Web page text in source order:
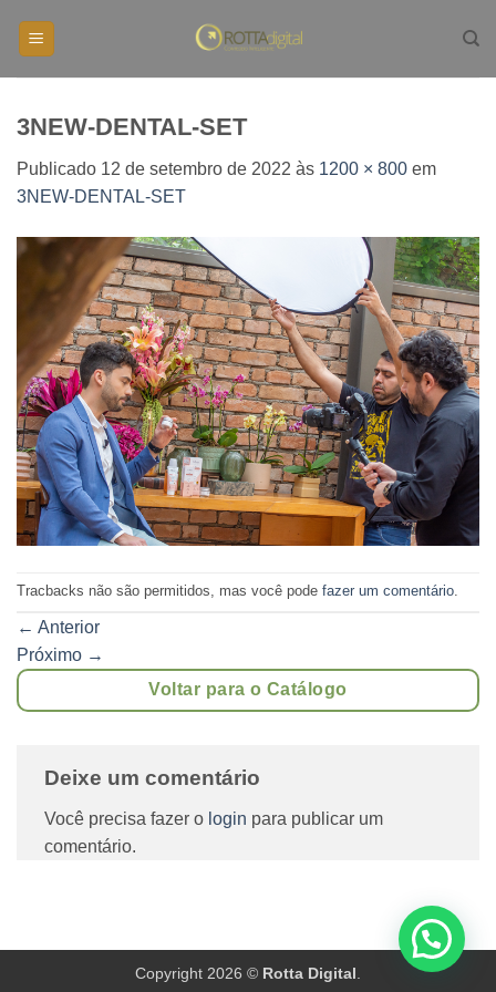
3NEW-DENTAL-SET
Publicado 12 de setembro de 2022 às 1200 × 800 em
3NEW-DENTAL-SET
Tracbacks não são permitidos, mas você pode fazer um comentário.
← Anterior
Próximo →
Voltar para o Catálogo
Deixe um comentário
Você precisa fazer o login para publicar um
comentário.
Copyright 2026 © Rotta Digital